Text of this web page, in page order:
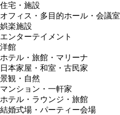
住宅・施設
オフィス・多目的ホール・会議室
娯楽施設
エンターテイメント
洋館
ホテル・旅館・マリーナ
日本家屋・和室・古民家
景観・自然
マンション・一軒家
ホテル・ラウンジ・旅館
結婚式場・パーティー会場